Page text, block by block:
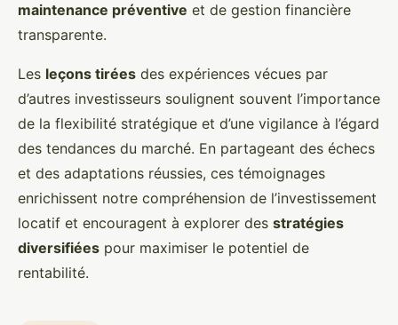
maintenance préventive et de gestion financière
transparente.
Les leçons tirées des expériences vécues par
d’autres investisseurs soulignent souvent l’importance
de la flexibilité stratégique et d’une vigilance à l’égard
des tendances du marché. En partageant des échecs
et des adaptations réussies, ces témoignages
enrichissent notre compréhension de l’investissement
locatif et encouragent à explorer des stratégies
diversifiées pour maximiser le potentiel de
rentabilité.